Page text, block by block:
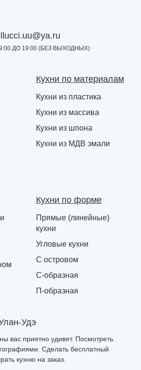
ДО 19:00 (БЕЗ ВЫХОДНЫХ)
Удэ
вас приятно удивят. Посмотреть
Сделать бесплатный
кухню на заказ.
Кухни по материалам
Кухни из пластика
Кухни из массива
Кухни из шпона
Кухни из МДВ эмали
Кухни по форме
Прямые (линейные)
кухни
Угловые кухни
С островом
С-образная
П-образная